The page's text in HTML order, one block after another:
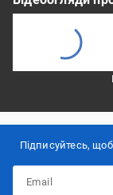
Підписуйтесь,